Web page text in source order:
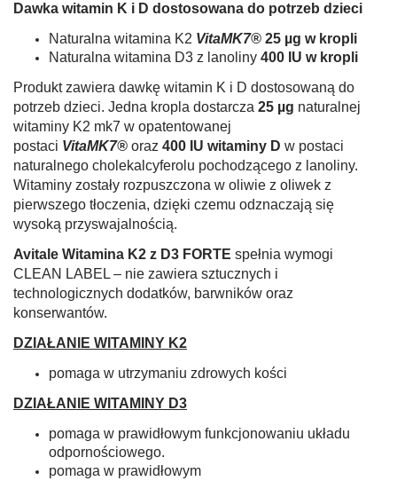
Dawka witamin K i D dostosowana do potrzeb dzieci
Naturalna witamina K2 VitaMK7® 25 µg w kropli
Naturalna witamina D3 z lanoliny 400 IU w kropli
Produkt zawiera dawkę witamin K i D dostosowaną do
potrzeb dzieci. Jedna kropla dostarcza 25 µg naturalnej
witaminy K2 mk7 w opatentowanej
postaci VitaMK7® oraz 400 IU witaminy D w postaci
naturalnego cholekalcyferolu pochodzącego z lanoliny.
Witaminy zostały rozpuszczona w oliwie z oliwek z
pierwszego tłoczenia, dzięki czemu odznaczają się
wysoką przyswajalnością.
Avitale Witamina K2 z D3 FORTE spełnia wymogi
CLEAN LABEL – nie zawiera sztucznych i
technologicznych dodatków, barwników oraz
konserwantów.
DZIAŁANIE WITAMINY K2
pomaga w utrzymaniu zdrowych kości
DZIAŁANIE WITAMINY D3
pomaga w prawidłowym funkcjonowaniu układu
odpornościowego.
pomaga w prawidłowym